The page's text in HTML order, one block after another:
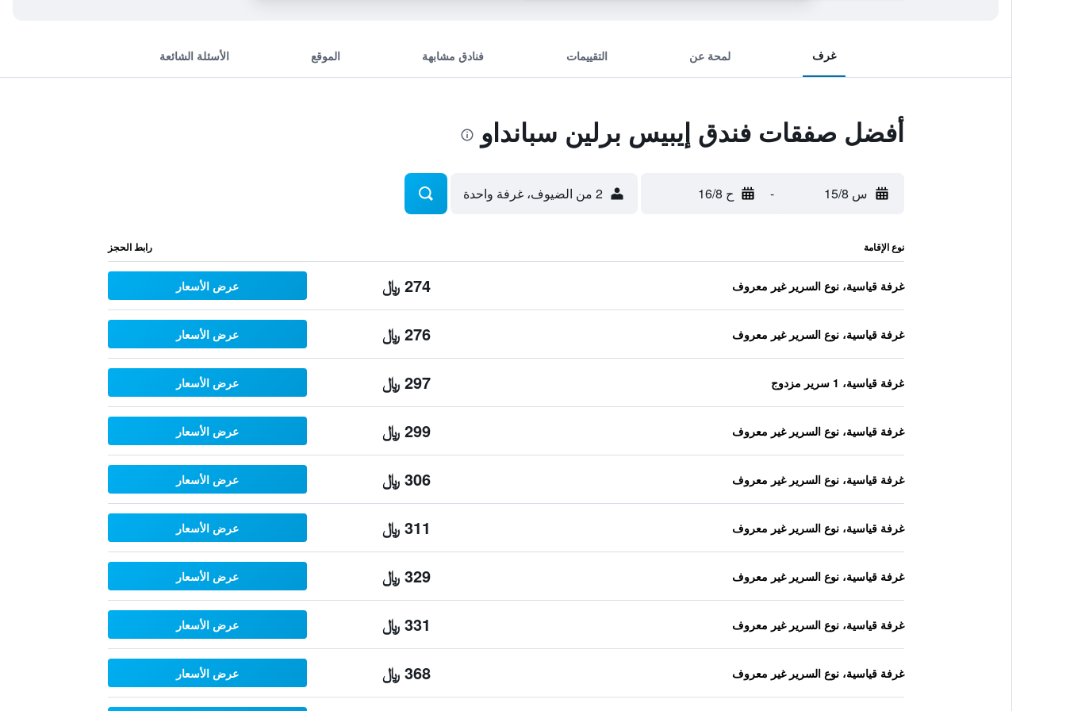
غرف لمحة عن التقييمات فنادق مشابهة الموقع الأسئلة الشائعة
أفضل صفقات فندق إيبيس برلين سبانداو
س 15/8 - ح 16/8 2 من الضيوف، غرفة واحدة
نوع الإقامة رابط الحجز
غرفة قياسية، نوع السرير غير معروف 274 ﷼ عرض الأسعار
غرفة قياسية، نوع السرير غير معروف 276 ﷼ عرض الأسعار
غرفة قياسية، 1 سرير مزدوج 297 ﷼ عرض الأسعار
غرفة قياسية، نوع السرير غير معروف 299 ﷼ عرض الأسعار
غرفة قياسية، نوع السرير غير معروف 306 ﷼ عرض الأسعار
غرفة قياسية، نوع السرير غير معروف 311 ﷼ عرض الأسعار
غرفة قياسية، نوع السرير غير معروف 329 ﷼ عرض الأسعار
غرفة قياسية، نوع السرير غير معروف 331 ﷼ عرض الأسعار
غرفة قياسية، نوع السرير غير معروف 368 ﷼ عرض الأسعار